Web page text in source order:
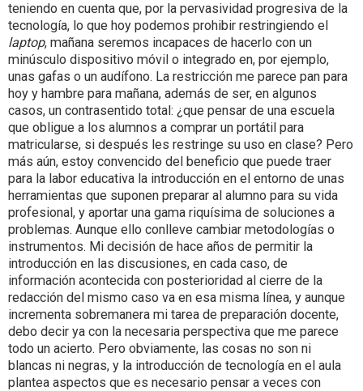
teniendo en cuenta que, por la pervasividad progresiva de la
tecnología, lo que hoy podemos prohibir restringiendo el
laptop, mañana seremos incapaces de hacerlo con un
minúsculo dispositivo móvil o integrado en, por ejemplo,
unas gafas o un audífono. La restricción me parece pan para
hoy y hambre para mañana, además de ser, en algunos
casos, un contrasentido total: ¿que pensar de una escuela
que obligue a los alumnos a comprar un portátil para
matricularse, si después les restringe su uso en clase? Pero
más aún, estoy convencido del beneficio que puede traer
para la labor educativa la introducción en el entorno de unas
herramientas que suponen preparar al alumno para su vida
profesional, y aportar una gama riquísima de soluciones a
problemas. Aunque ello conlleve cambiar metodologías o
instrumentos. Mi decisión de hace años de permitir la
introducción en las discusiones, en cada caso, de
información acontecida con posterioridad al cierre de la
redacción del mismo caso va en esa misma línea, y aunque
incrementa sobremanera mi tarea de preparación docente,
debo decir ya con la necesaria perspectiva que me parece
todo un acierto. Pero obviamente, las cosas no son ni
blancas ni negras, y la introducción de tecnología en el aula
plantea aspectos que es necesario pensar a veces con